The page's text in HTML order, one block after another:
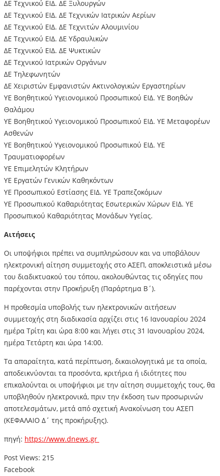
ΔΕ Τεχνικού ΕΙΔ. ΔΕ Ξυλουργών
ΔΕ Τεχνικού ΕΙΔ. ΔΕ Τεχνικών Ιατρικών Αερίων
ΔΕ Τεχνικού ΕΙΔ. ΔΕ Τεχνιτών Αλουμινίου
ΔΕ Τεχνικού ΕΙΔ. ΔΕ Υδραυλικών
ΔΕ Τεχνικού ΕΙΔ. ΔΕ Ψυκτικών
ΔΕ Τεχνικού Ιατρικών Οργάνων
ΔΕ Τηλεφωνητών
ΔΕ Χειριστών Εμφανιστών Ακτινολογικών Εργαστηρίων
ΥΕ Βοηθητικού Υγειονομικού Προσωπικού ΕΙΔ. ΥΕ Βοηθών
Θαλάμου
ΥΕ Βοηθητικού Υγειονομικού Προσωπικού ΕΙΔ. ΥΕ Μεταφορέων
Ασθενών
ΥΕ Βοηθητικού Υγειονομικού Προσωπικού ΕΙΔ. ΥΕ
Τραυματιοφορέων
ΥΕ Επιμελητών Κλητήρων
ΥΕ Εργατών Γενικών Καθηκόντων
ΥΕ Προσωπικού Εστίασης ΕΙΔ. ΥΕ Τραπεζοκόμων
ΥΕ Προσωπικού Καθαριότητας Εσωτερικών Χώρων ΕΙΔ. ΥΕ
Προσωπικού Καθαριότητας Μονάδων Υγείας.
Αιτήσεις
Οι υποψήφιοι πρέπει να συμπληρώσουν και να υποβάλουν
ηλεκτρονική αίτηση συμμετοχής στο ΑΣΕΠ, αποκλειστικά μέσω
του διαδικτυακού του τόπου, ακολουθώντας τις οδηγίες που
παρέχονται στην Προκήρυξη (Παράρτημα Β΄).
Η προθεσμία υποβολής των ηλεκτρονικών αιτήσεων
συμμετοχής στη διαδικασία αρχίζει στις 16 Ιανουαρίου 2024
ημέρα Τρίτη και ώρα 8:00 και λήγει στις 31 Ιανουαρίου 2024,
ημέρα Τετάρτη και ώρα 14:00.
Τα απαραίτητα, κατά περίπτωση, δικαιολογητικά με τα οποία,
αποδεικνύονται τα προσόντα, κριτήρια ή ιδιότητες που
επικαλούνται οι υποψήφιοι με την αίτηση συμμετοχής τους, θα
υποβληθούν ηλεκτρονικά, πριν την έκδοση των προσωρινών
αποτελεσμάτων, μετά από σχετική Ανακοίνωση του ΑΣΕΠ
(ΚΕΦΑΛΑΙΟ Δ΄ της προκήρυξης).
πηγή: https://www.dnews.gr
Post Views: 215
Facebook